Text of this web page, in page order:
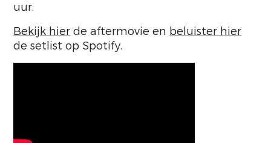
uur.
Bekijk hier de aftermovie en beluister hier
de setlist op Spotify.